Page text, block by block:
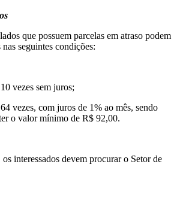
que possuem parcelas em atraso podem
seguintes condições:
vezes sem juros;
vezes, com juros de 1% ao mês, sendo
o valor mínimo de R$ 92,00.
interessados devem procurar o Setor de